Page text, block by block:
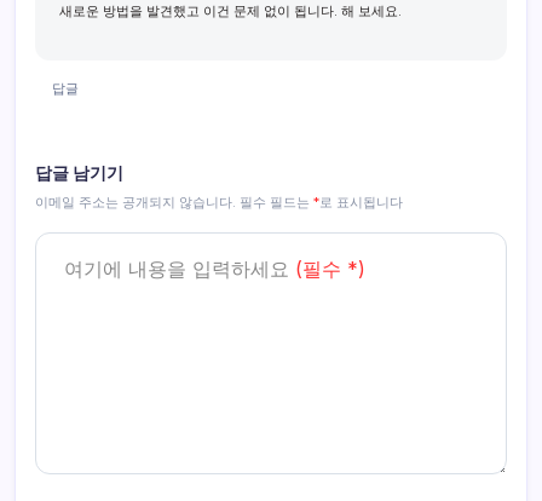
새로운 방법을 발견했고 이건 문제 없이 됩니다. 해 보세요.
답글
답글 남기기
이메일 주소는 공개되지 않습니다. 필수 필드는 *로 표시됩니다
여기에 내용을 입력하세요 (필수 *)